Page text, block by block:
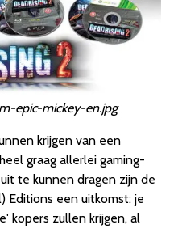
epic-mickey-en.jpg
krijgen van een
graag allerlei gaming-
te kunnen dragen zijn de
Editions een uitkomst: je
kopers zullen krijgen, al